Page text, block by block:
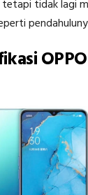
tidak lagi